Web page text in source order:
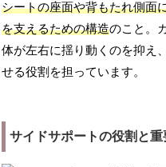
シートの座面や背もたれ側面
を支えるための構造のこと。
体が左右に揺り動くのを抑え
せる役割を担っています。
サイドサポートの役割と重